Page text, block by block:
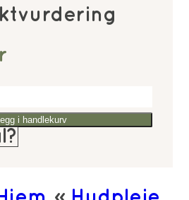
Legg i handlekurv